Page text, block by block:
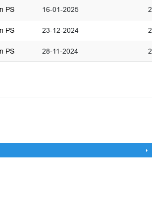
PS 16-01-2025
PS 23-12-2024
PS 28-11-2024